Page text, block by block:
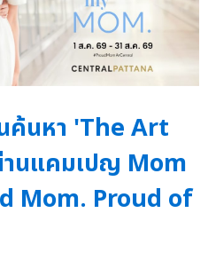
ค้นหา 'The Art
นแคมเปญ Mom
Mom. Proud of